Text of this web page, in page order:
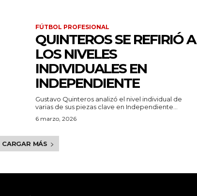
FÚTBOL PROFESIONAL
QUINTEROS SE REFIRIÓ A
LOS NIVELES
INDIVIDUALES EN
INDEPENDIENTE
Gustavo Quinteros analizó el nivel individual de
varias de sus piezas clave en Independiente...
6 marzo, 2026
CARGAR MÁS